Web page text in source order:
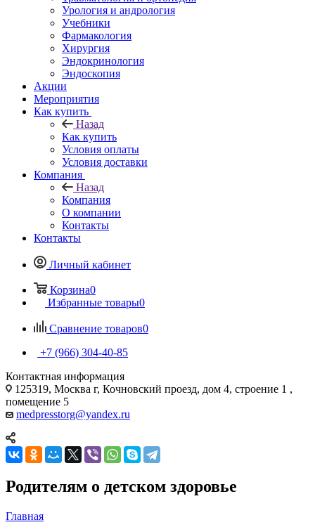
Урология и андрология
Учебники
Фармакология
Хирургия
Эндокринология
Эндоскопия
Акции
Мероприятия
Как купить
Назад
Как купить
Условия оплаты
Условия доставки
Компания
Назад
Компания
О компании
Контакты
Контакты
Личный кабинет
Корзина0
Избранные товары0
Сравнение товаров0
+7 (966) 304-40-85
Контактная информация
125319, Москва г, Кочновский проезд, дом 4, строение 1 ,
помещение 5
medpresstorg@yandex.ru
Родителям о детском здоровье
Главная